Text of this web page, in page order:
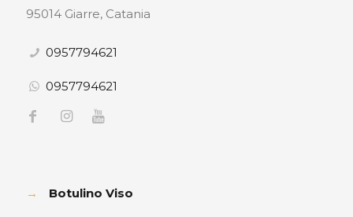
95014 Giarre, Catania
0957794621
0957794621
→ Botulino Viso